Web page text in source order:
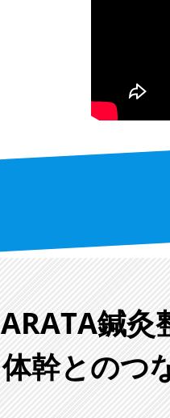
ARATA鍼灸
体幹とのつ